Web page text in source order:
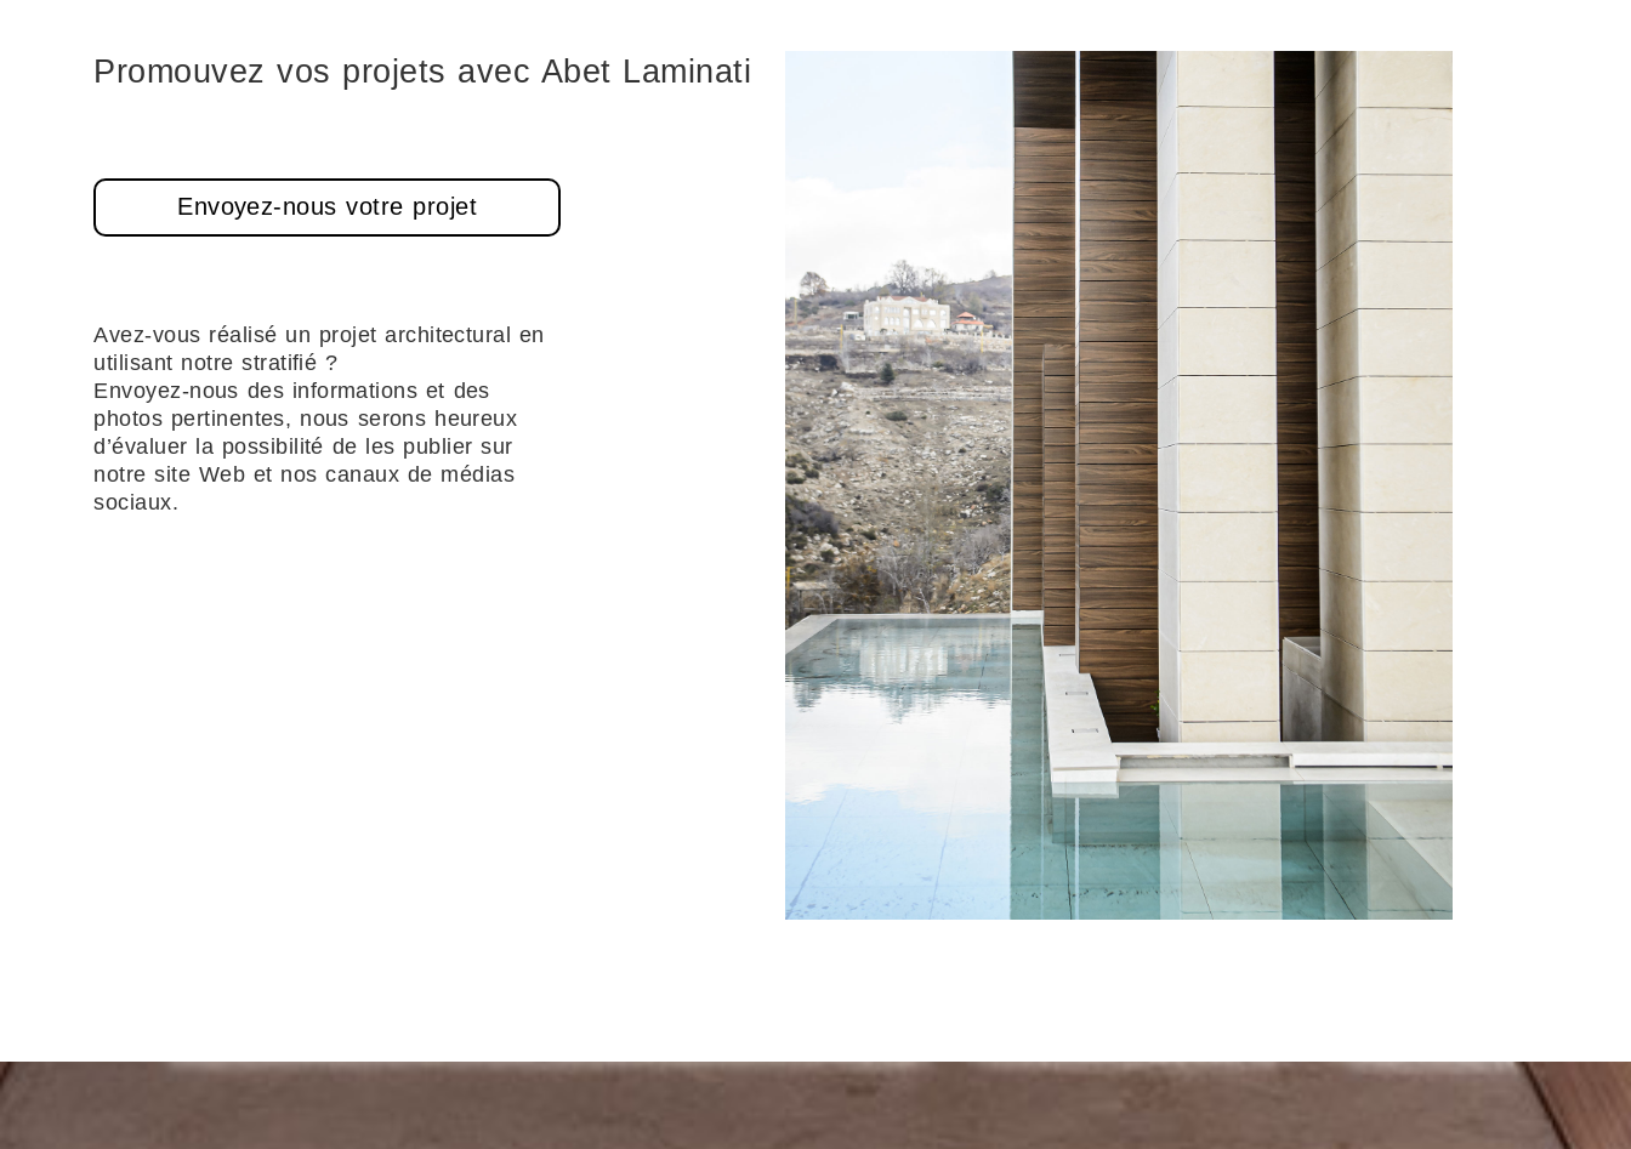
Promouvez vos projets avec Abet Laminati
Envoyez-nous votre projet
Avez-vous réalisé un projet architectural en
utilisant notre stratifié ?
Envoyez-nous des informations et des
photos pertinentes, nous serons heureux
d’évaluer la possibilité de les publier sur
notre site Web et nos canaux de médias
sociaux.